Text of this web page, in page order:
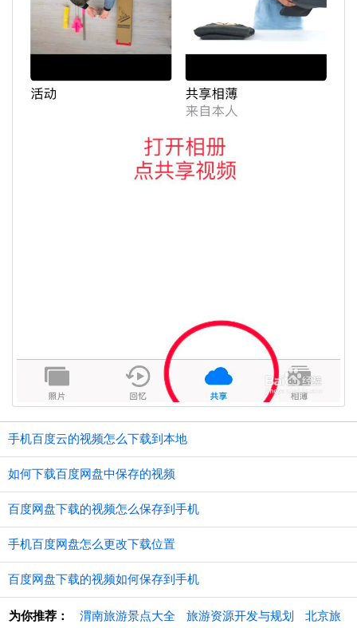
手机百度云的视频怎么下载到本地
如何下载百度网盘中保存的视频
百度网盘下载的视频怎么保存到手机
手机百度网盘怎么更改下载位置
百度网盘下载的视频如何保存到手机
为你推荐： 渭南旅游景点大全 旅游资源开发与规划 北京旅